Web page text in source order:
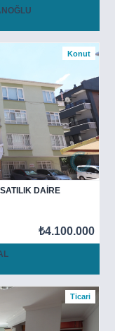
Konut
DAİRE
₺4.100.000
Ticari